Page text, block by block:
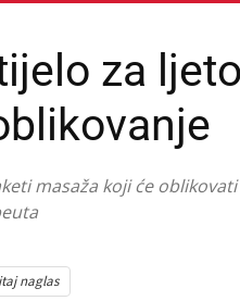
za
masaža koji će
naglas